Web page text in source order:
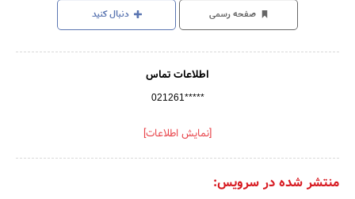
صفحه رسمی دنبال کنید
اطلاعات تماس
021261*****
[نمایش اطلاعات]
منتشر شده در سرویس: